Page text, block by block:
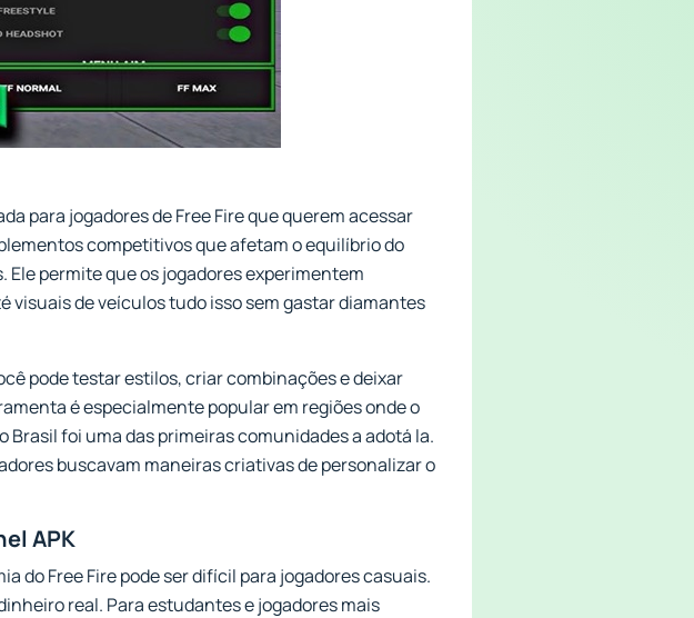
para jogadores de Free Fire que querem acessar
competitivos que afetam o equilíbrio do
permite que os jogadores experimentem
visuais de veículos tudo isso sem gastar diamantes
pode testar estilos, criar combinações e deixar
é especialmente popular em regiões onde o
Brasil foi uma das primeiras comunidades a adotá la.
buscavam maneiras criativas de personalizar o
APK
do Free Fire pode ser difícil para jogadores casuais.
real. Para estudantes e jogadores mais